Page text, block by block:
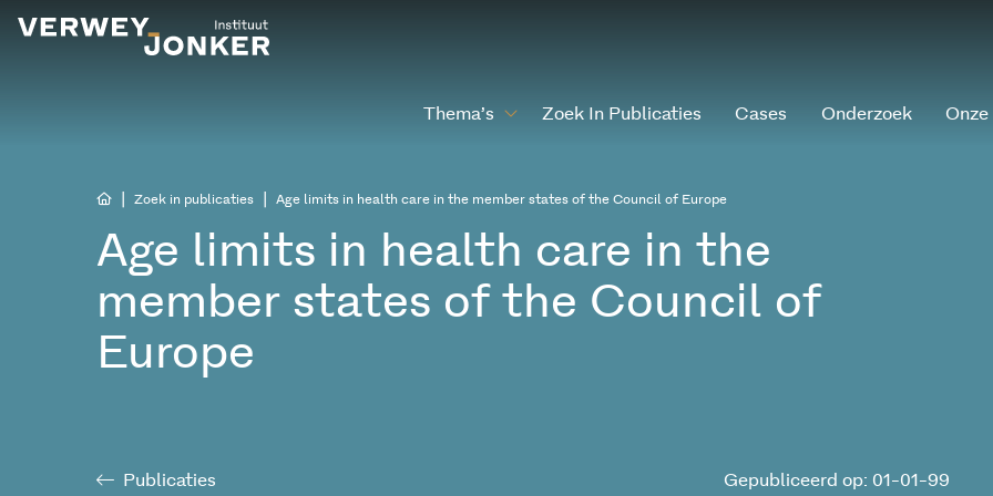
Thema’s Zoek In Publicaties Cases Onderzoek
Zoek in publicaties Age limits in health care in the member states of the Council of Europe
Age limits in health care in the
member states of the Council of
Europe
Publicaties Gepubliceerd op: 01-01-99